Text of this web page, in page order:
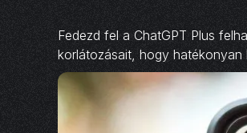
Fedezd fel a ChatGPT Plus
korlátozásait, hogy hatékonyan